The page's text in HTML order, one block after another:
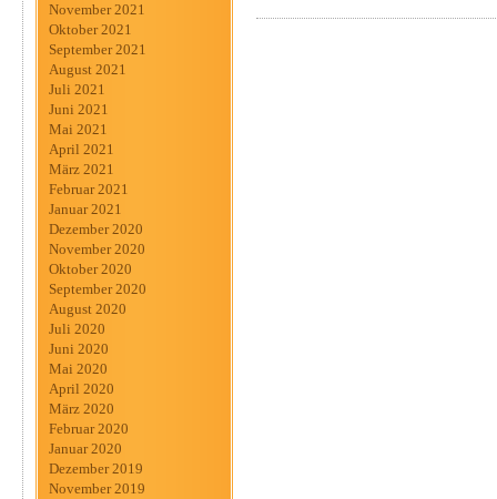
November 2021
Oktober 2021
September 2021
August 2021
Juli 2021
Juni 2021
Mai 2021
April 2021
März 2021
Februar 2021
Januar 2021
Dezember 2020
November 2020
Oktober 2020
September 2020
August 2020
Juli 2020
Juni 2020
Mai 2020
April 2020
März 2020
Februar 2020
Januar 2020
Dezember 2019
November 2019